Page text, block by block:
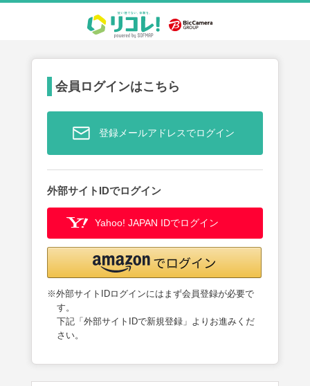
会員ログインはこちら
登録メールアドレスでログイン
外部サイトIDでログイン
Yahoo! JAPAN IDでログイン
※外部サイトIDログインにはまず会員登録が必要で
す。
下記「外部サイトIDで新規登録」よりお進みくだ
さい。